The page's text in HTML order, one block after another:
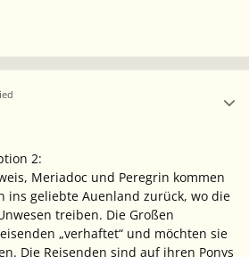
2:
Meriadoc und Peregrin kommen
ins geliebte Auenland zurück, wo die
treiben. Die Großen
„verhaftet“ und möchten sie
Die Reisenden sind auf ihren Ponys